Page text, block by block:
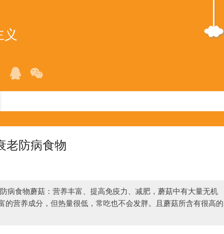
义
老防病食物
病食物蘑菇：营养丰富、提高免疫力、减肥，蘑菇中有大量无机
的营养成分，但热量很低，常吃也不会发胖。且蘑菇所含有很高的